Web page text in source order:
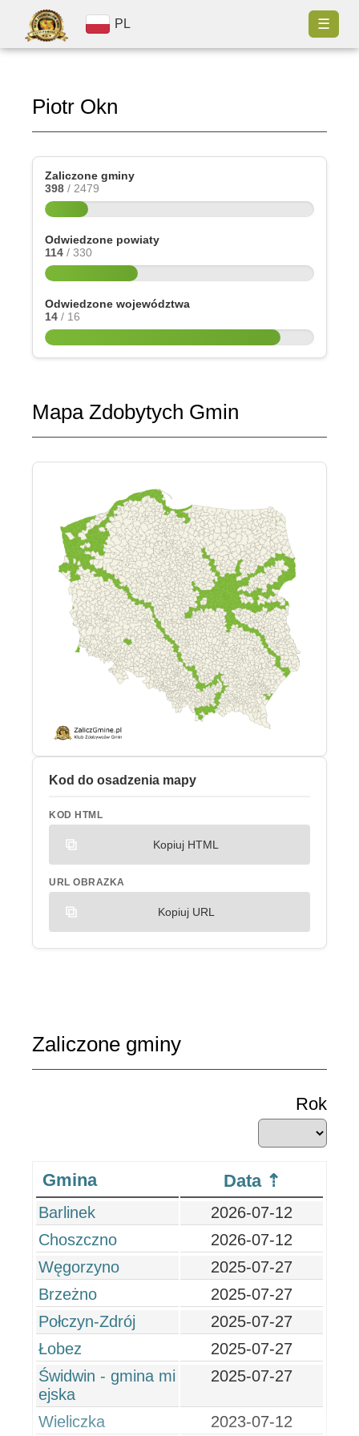
PL ☰
Piotr Okn
Zaliczone gminy
398 / 2479
Odwiedzone powiaty
114 / 330
Odwiedzone województwa
14 / 16
Mapa Zdobytych Gmin
Kod do osadzenia mapy
KOD HTML
Kopiuj HTML
URL OBRAZKA
Kopiuj URL
Zaliczone gminy
Rok
Gmina Data
Barlinek
2026-07-12
Choszczno
2026-07-12
Węgorzyno
2025-07-27
Brzeżno
2025-07-27
Połczyn-Zdrój
2025-07-27
Łobez
2025-07-27
Świdwin - gmina mi
ejska
2025-07-27
Wieliczka 2023-07-12